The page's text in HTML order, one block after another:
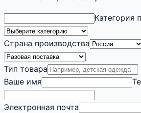
Категория
Страна производства
Тип товара
Ваше имя
Электронная почта